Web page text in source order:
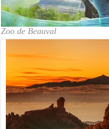
Zoo de Beauval